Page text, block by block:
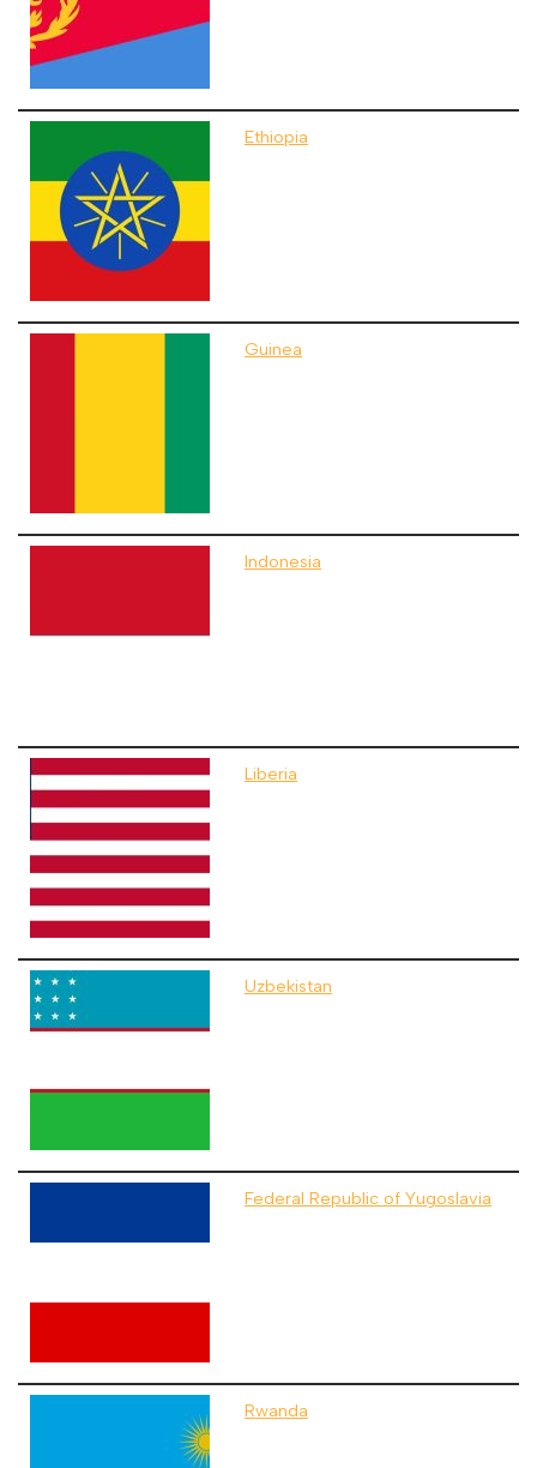
Ethiopia
Guinea
Indonesia
Liberia
Uzbekistan
Federal Republic of Yugoslavia
Rwanda